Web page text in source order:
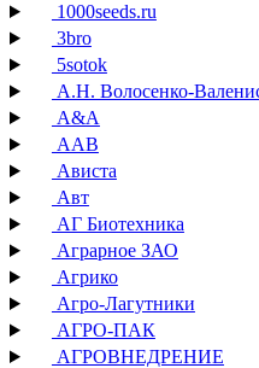
1000seeds.ru
3bro
5sotok
А.Н. Волосенко-
А&А
ААВ
Ависта
Авт
АГ Биотехника
Аграрное ЗАО
Агрико
Агро-Лагутники
АГРО-ПАК
АГРОВНЕДРЕНИЕ